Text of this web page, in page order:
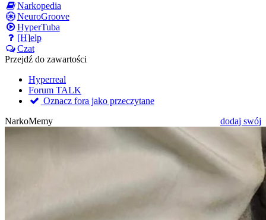
Narkopedia
NeuroGroove
HyperTuba
[H]elp
Czat
Przejdź do zawartości
Hyperreal
Forum TALK
Oznacz fora jako przeczytane
NarkoMemy
dodaj swój